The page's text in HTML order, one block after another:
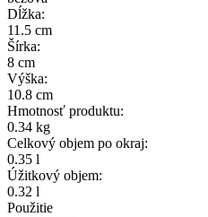
Dĺžka:
11.5 cm
Šírka:
8 cm
Výška:
10.8 cm
Hmotnosť produktu:
0.34 kg
Celkový objem po okraj:
0.35 l
Úžitkový objem:
0.32 l
Použitie